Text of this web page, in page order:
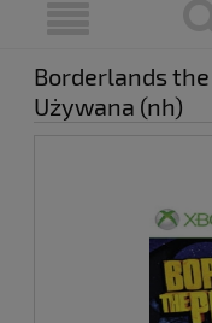
Borderlands
Używana (nh)